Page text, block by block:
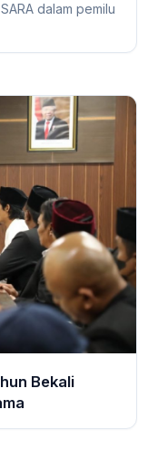
dalam pemilu
Bekali